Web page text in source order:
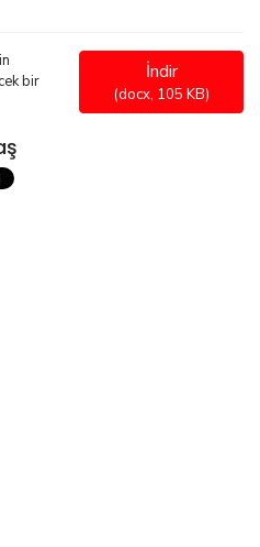
İndir
(docx, 105 KB)
bir